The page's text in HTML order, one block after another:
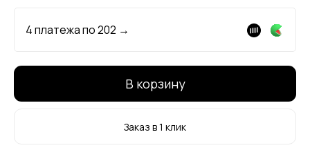
4 платежа по202 →
В корзину
Заказ в 1 клик